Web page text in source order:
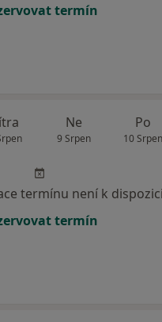
termín
Ne
9 Srpen
Po
10 Srpen
termínu není k dispozici
termín